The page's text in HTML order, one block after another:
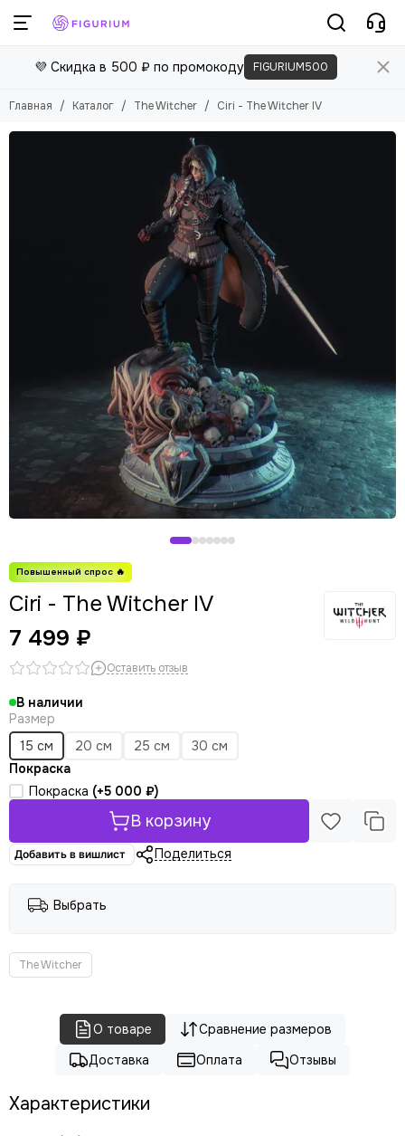
💜 Скидка в 500 ₽ по промокоду FIGURIUM500
Главная Каталог The Witcher Ciri - The Witcher IV
Ciri - The Witcher IV
7 499 ₽
Оставить отзыв
В наличии
Размер
15 см
20 см 25 см
30 см
Покраска
Покраска (+5 000 ₽)
В корзину
Добавить в вишлист Поделиться
Выбрать
The Witcher
О товаре
Сравнение размеров
Доставка
Оплата Отзывы
Характеристики